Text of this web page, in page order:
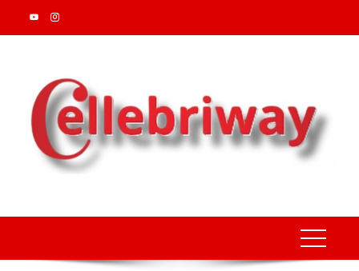
Skip
to